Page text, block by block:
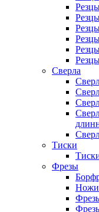
Сверла
Тиски
Фрезы
Ножи